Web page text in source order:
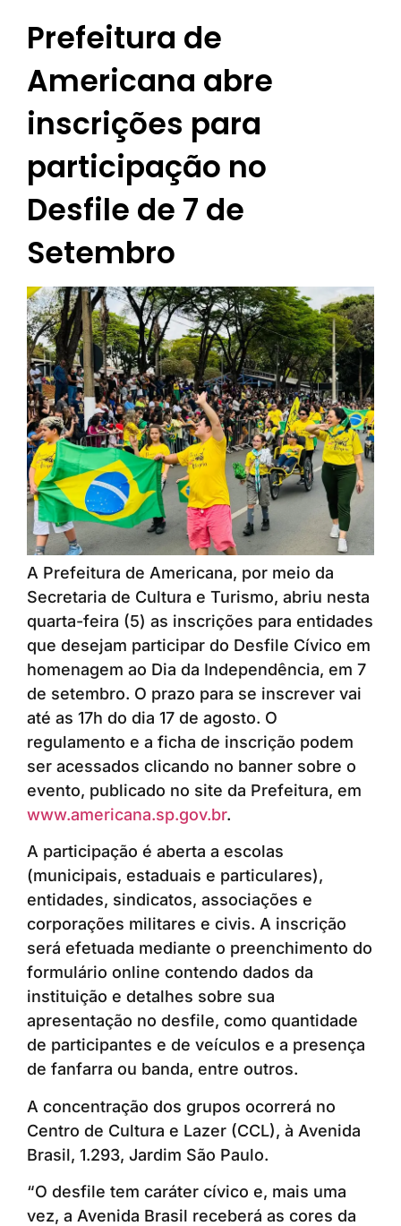
Prefeitura de
Americana abre
inscrições para
participação no
Desfile de 7 de
Setembro
A Prefeitura de Americana, por meio da
Secretaria de Cultura e Turismo, abriu nesta
quarta-feira (5) as inscrições para entidades
que desejam participar do Desfile Cívico em
homenagem ao Dia da Independência, em 7
de setembro. O prazo para se inscrever vai
até as 17h do dia 17 de agosto. O
regulamento e a ficha de inscrição podem
ser acessados clicando no banner sobre o
evento, publicado no site da Prefeitura, em
www.americana.sp.gov.br.
A participação é aberta a escolas
(municipais, estaduais e particulares),
entidades, sindicatos, associações e
corporações militares e civis. A inscrição
será efetuada mediante o preenchimento do
formulário online contendo dados da
instituição e detalhes sobre sua
apresentação no desfile, como quantidade
de participantes e de veículos e a presença
de fanfarra ou banda, entre outros.
A concentração dos grupos ocorrerá no
Centro de Cultura e Lazer (CCL), à Avenida
Brasil, 1.293, Jardim São Paulo.
“O desfile tem caráter cívico e, mais uma
vez, a Avenida Brasil receberá as cores da